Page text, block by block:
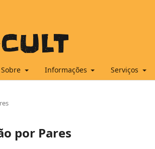
Sobre Informações Serviços
por Pares